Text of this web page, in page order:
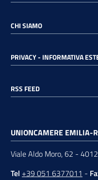
CHI SIAMO
PRIVACY - INFORMATIVA
RSS FEED
UNIONCAMERE EMILIA-
Viale Aldo Moro, 62 -
Tel +39 051 6377011 -